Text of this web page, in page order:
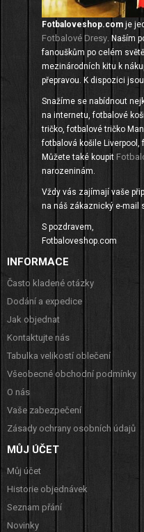
Fotbaloveshop.com je
Fotbalové Dresy . Naším
fanouškům po celém
mezinárodních kitu k
přepravou. K dispozici jsou
Snažíme se nabídnout
na internetu, fotbalové
tričko, fotbalové tričko
fotbalová košile Liverpool,
Můžete také koupit
narozeninám.
Vždy vás zajímají vaše
na náš zákaznický e-mail
S pozdravem,
Fotbaloveshop.com
INFORMACE
Často kladené otázky
Dodání a expedice
Jak objednat
Kontaktujte nás
Tabulka velikostí oblečení
Všeobecné obchodní podmínky
O nás
Vaše zabezpečení
Zásady ochrany osobních údajů
MŮJ ÚČET
Můj účet
Historie objednávek
Seznam přání
Novinky